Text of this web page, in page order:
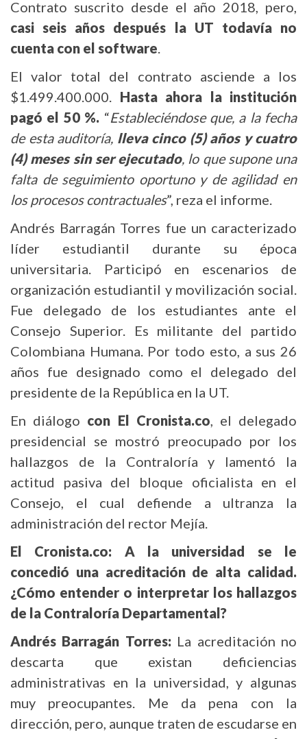
Contrato suscrito desde el año 2018, pero,
casi seis años después la UT todavía no
cuenta con el software
El valor total del contrato asciende a los
$1.499.400.000. Hasta ahora la institución
pagó el 50 %. “Estableciéndose que, a la fecha
de esta auditoría, lleva cinco (5) años y cuatro
(4) meses sin ser ejecutado, lo que supone una
falta de seguimiento oportuno y de agilidad en
los procesos contractuales”, reza el informe.
Andrés Barragán Torres fue un caracterizado
líder estudiantil durante su época
universitaria. Participó en escenarios de
organización estudiantil y movilización social.
Fue delegado de los estudiantes ante el
Consejo Superior. Es militante del partido
Colombiana Humana. Por todo esto, a sus 26
años fue designado como el delegado del
presidente de la República en la UT.
En diálogo con El Cronista.co , el delegado
presidencial se mostró preocupado por los
hallazgos de la Contraloría y lamentó la
actitud pasiva del bloque oficialista en el
Consejo, el cual defiende a ultranza la
administración del rector Mejía.
El Cronista.co: A la universidad se le
concedió una acreditación de alta calidad.
¿Cómo entender o interpretar los hallazgos
de la Contraloría Departamental?
Andrés Barragán Torres: La acreditación no
descarta que existan deficiencias
administrativas en la universidad, y algunas
muy preocupantes. Me da pena con la
dirección, pero, aunque traten de escudarse en